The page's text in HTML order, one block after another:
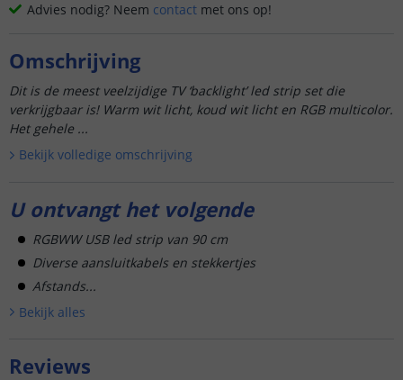
Advies nodig? Neem contact met ons op!
Omschrijving
Dit is de meest veelzijdige TV ‘backlight’ led strip set die
verkrijgbaar is! Warm wit licht, koud wit licht en RGB multicolor.
Het gehele ...
Bekijk volledige omschrijving
U ontvangt het volgende
RGBWW USB led strip van 90 cm
Diverse aansluitkabels en stekkertjes
Afstands...
Bekijk alles
Reviews